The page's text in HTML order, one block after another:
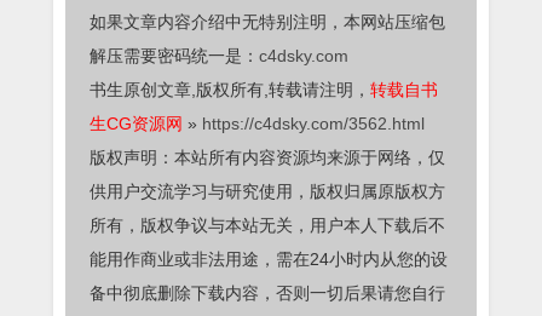
如果文章内容介绍中无特别注明，本网站压缩包
解压需要密码统一是： c4dsky.com
书生原创文章,版权所有,转载请注明， 转载自书
生CG资源网 » https://c4dsky.com/3562.html
版权声明：本站所有内容资源均来源于网络，仅
供用户交流学习与研究使用，版权归属原版权方
所有，版权争议与本站无关，用户本人下载后不
能用作商业或非法用途，需在24小时内从您的设
备中彻底删除下载内容，否则一切后果请您自行